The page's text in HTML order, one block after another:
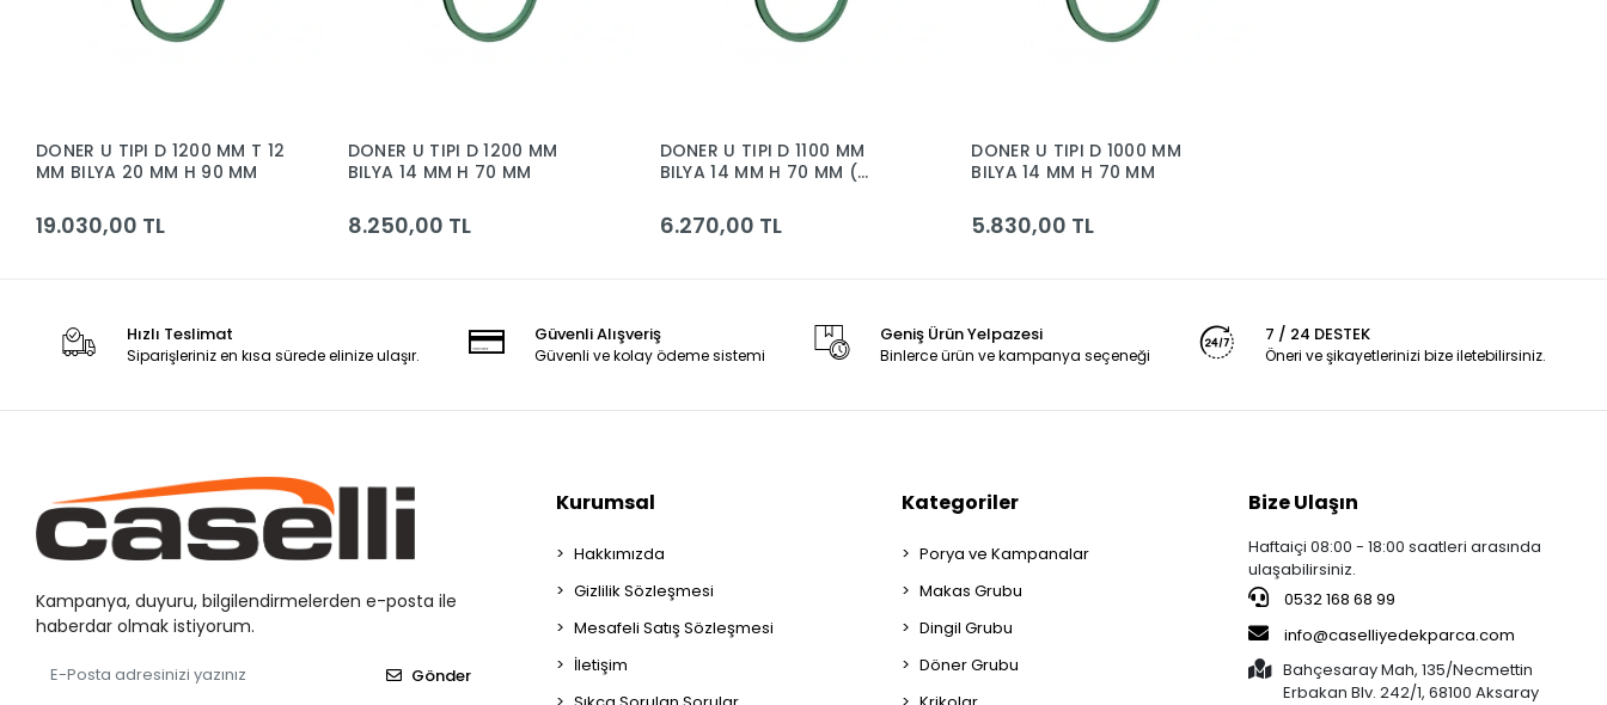
DONER U TIPI D 1200 MM T 12
MM BILYA 20 MM H 90 MM
19.030,00 TL
DONER U TIPI D 1200 MM
BILYA 14 MM H 70 MM
8.250,00 TL
DONER U TIPI D 1100 MM
BILYA 14 MM H 70 MM (
6.270,00 TL
DONER U TIPI D 1000 MM
BILYA 14 MM H 70 MM
5.830,00 TL
Hızlı Teslimat
Siparişleriniz en kısa sürede elinize ulaşır.
Güvenli Alışveriş
Güvenli ve kolay ödeme sistemi
Geniş Ürün Yelpazesi
Binlerce ürün ve kampanya seçeneği
7 / 24 DESTEK
Öneri ve şikayetlerinizi bize iletebilirsiniz.
Kampanya, duyuru, bilgilendirmelerden e-posta ile
haberdar olmak istiyorum.
Gönder
Kurumsal
Hakkımızda
Gizlilik Sözleşmesi
Mesafeli Satış Sözleşmesi
İletişim
Kategoriler
Porya ve Kampanalar
Makas Grubu
Dingil Grubu
Döner Grubu
Bize Ulaşın
Haftaiçi 08:00 - 18:00 saatleri arasında
ulaşabilirsiniz.
0532 168 68 99
info@caselliyedekparca.com
Bahçesaray Mah, 135/Necmettin
Erbakan Blv. 242/1, 68100 Aksaray